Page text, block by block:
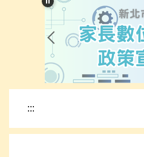
最新消息
處室簡介
榮譽事項
下載專區
網路資源
:::